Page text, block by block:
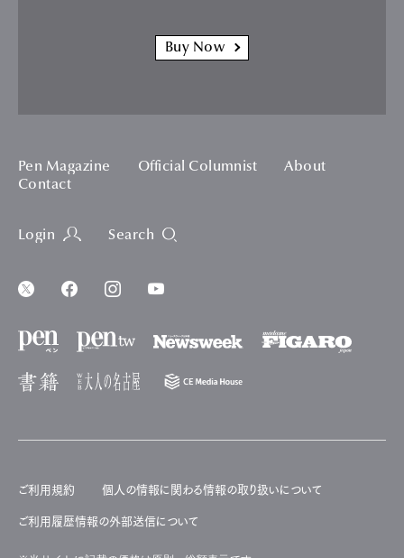
Buy Now
Pen Magazine Official Columnist
About
Contact
Login Search
ご利用規約 個人の情報に関わる情報の取り扱いについて
ご利用履歴情報の外部送信について